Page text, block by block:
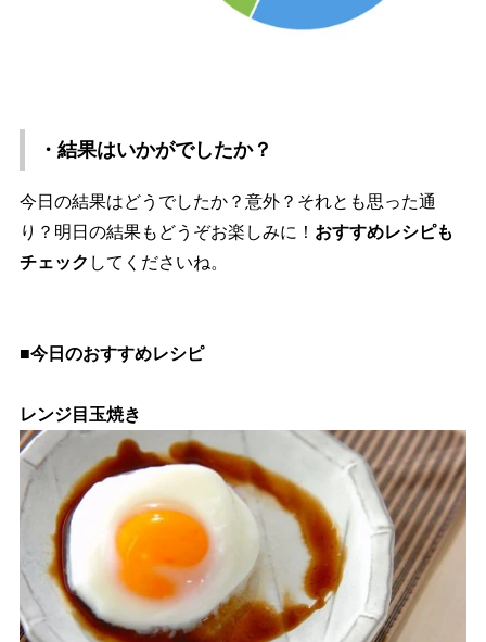
・結果はいかがでしたか？
今日の結果はどうでしたか？意外？それとも思った通
り？明日の結果もどうぞお楽しみに！ おすすめレシピも
チェック してくださいね。
■今日のおすすめレシピ
レンジ目玉焼き